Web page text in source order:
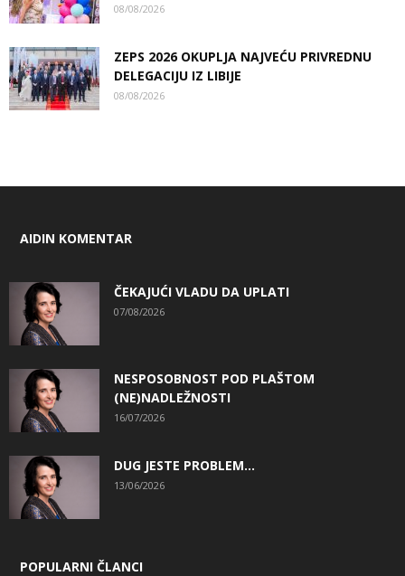
08/08/2026
ZEPS 2026 OKUPLJA NAJVEĆU PRIVREDNU
DELEGACIJU IZ LIBIJE
08/08/2026
AIDIN KOMENTAR
ČEKAJUĆI VLADU DA UPLATI
07/08/2026
NESPOSOBNOST POD PLAŠTOM
(NE)NADLEŽNOSTI
16/07/2026
DUG JESTE PROBLEM…
13/06/2026
POPULARNI ČLANCI